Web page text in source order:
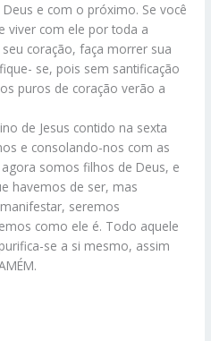
e com o próximo. Se você
viver com ele por toda a
coração, faça morrer sua
se, pois sem santificação
puros de coração verão a
de Jesus contido na sexta
e consolando-nos com as
somos filhos de Deus, e
havemos de ser, mas
seremos
como ele é. Todo aquele
se a si mesmo, assim